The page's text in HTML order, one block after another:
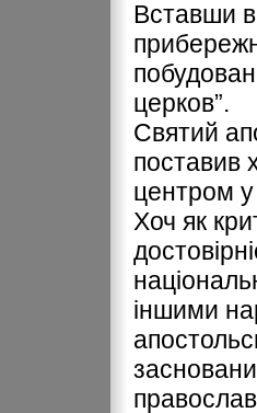
Вставши
церков”.
Святий
поставив
центром у
Хоч як
іншими